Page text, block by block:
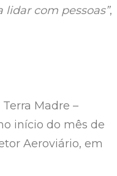
com pessoas”,
Madre –
início do mês de
Aeroviário, em